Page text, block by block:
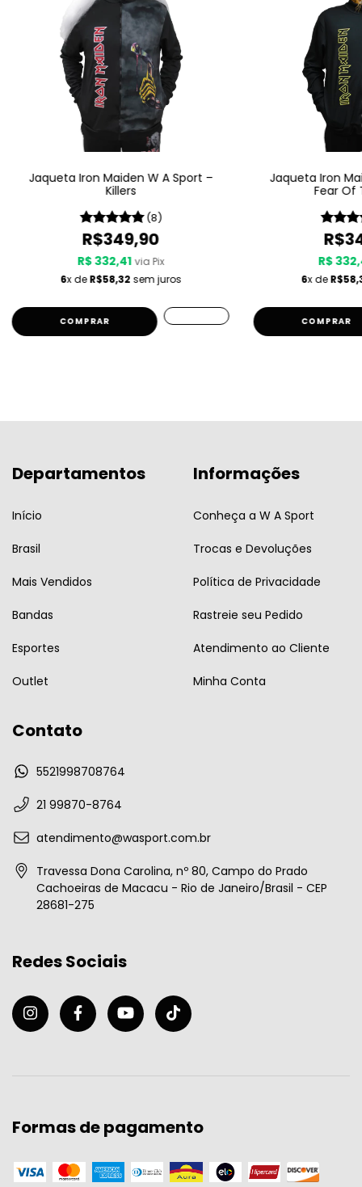
Jaqueta Iron Maiden W A Sport –
Killers
(8)
R$349,90
R$ 332,41 via Pix
6x deR$58,32 sem juros
COMPRAR
Jaqueta Iron
Fear Of
R$
6x de
COMPRAR
Departamentos
Início
Brasil
Mais Vendidos
Bandas
Esportes
Outlet
Informações
Conheça a W A Sport
Trocas e Devoluções
Política de Privacidade
Rastreie seu Pedido
Atendimento ao Cliente
Minha Conta
Contato
5521998708764
21 99870-8764
atendimento@wasport.com.br
Travessa Dona Carolina, nº 80, Campo do Prado
Cachoeiras de Macacu - Rio de Janeiro/Brasil - CEP
28681-275
Redes Sociais
Formas de pagamento